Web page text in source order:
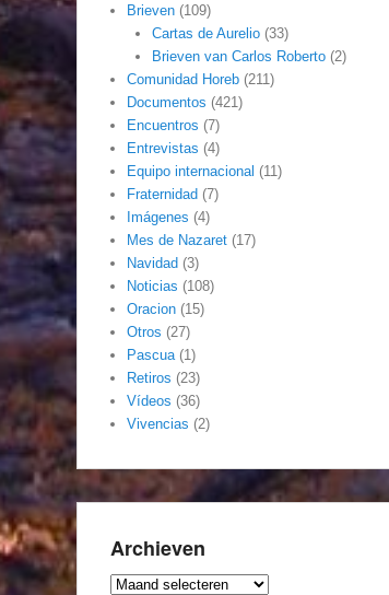
Brieven (109)
Cartas de Aurelio(33)
Brieven van Carlos Roberto(2)
Comunidad Horeb (211)
Documentos (421)
Encuentros (7)
Entrevistas (4)
Equipo internacional (11)
Fraternidad (7)
Imágenes (4)
Mes de Nazaret (17)
Navidad (3)
Noticias (108)
Oracion (15)
Otros (27)
Pascua(1)
Retiros (23)
Vídeos (36)
Vivencias (2)
Archieven
Archieven